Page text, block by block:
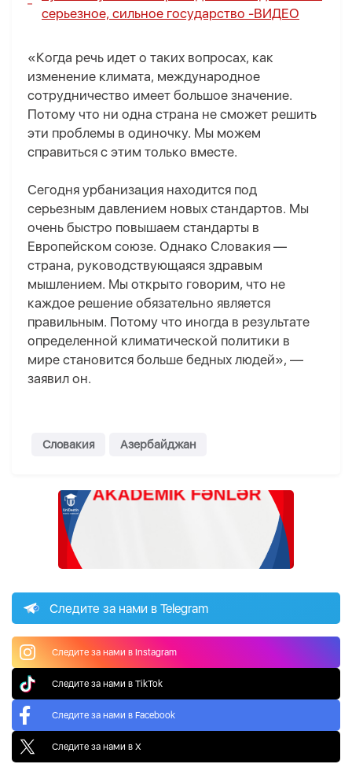
серьезное, сильное государство -ВИДЕО
«Когда речь идет о таких вопросах, как
изменение климата, международное
сотрудничество имеет большое значение.
Потому что ни одна страна не сможет решить
эти проблемы в одиночку. Мы можем
справиться с этим только вместе.
Сегодня урбанизация находится под
серьезным давлением новых стандартов. Мы
очень быстро повышаем стандарты в
Европейском союзе. Однако Словакия —
страна, руководствующаяся здравым
мышлением. Мы открыто говорим, что не
каждое решение обязательно является
правильным. Потому что иногда в результате
определенной климатической политики в
мире становится больше бедных людей», —
заявил он.
Словакия Азербайджан
Следите за нами в Telegram
Следите за нами в Instagram
Следите за нами в TikTok
Следите за нами в Facebook
Следите за нами в X